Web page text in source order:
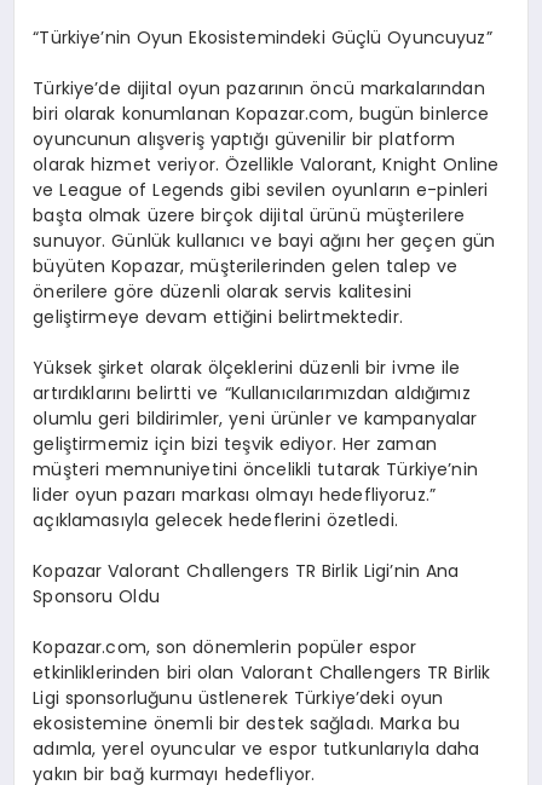
“Türkiye’nin Oyun Ekosistemindeki Güçlü Oyuncuyuz”
Türkiye’de dijital oyun pazarının öncü markalarından
biri olarak konumlanan Kopazar.com, bugün binlerce
oyuncunun alışveriş yaptığı güvenilir bir platform
olarak hizmet veriyor. Özellikle Valorant, Knight Online
ve League of Legends gibi sevilen oyunların e-pinleri
başta olmak üzere birçok dijital ürünü müşterilere
sunuyor. Günlük kullanıcı ve bayi ağını her geçen gün
büyüten Kopazar, müşterilerinden gelen talep ve
önerilere göre düzenli olarak servis kalitesini
geliştirmeye devam ettiğini belirtmektedir.
Yüksek şirket olarak ölçeklerini düzenli bir ivme ile
artırdıklarını belirtti ve “Kullanıcılarımızdan aldığımız
olumlu geri bildirimler, yeni ürünler ve kampanyalar
geliştirmemiz için bizi teşvik ediyor. Her zaman
müşteri memnuniyetini öncelikli tutarak Türkiye’nin
lider oyun pazarı markası olmayı hedefliyoruz.”
açıklamasıyla gelecek hedeflerini özetledi.
Kopazar Valorant Challengers TR Birlik Ligi’nin Ana
Sponsoru Oldu
Kopazar.com, son dönemlerin popüler espor
etkinliklerinden biri olan Valorant Challengers TR Birlik
Ligi sponsorluğunu üstlenerek Türkiye’deki oyun
ekosistemine önemli bir destek sağladı. Marka bu
adımla, yerel oyuncular ve espor tutkunlarıyla daha
yakın bir bağ kurmayı hedefliyor.